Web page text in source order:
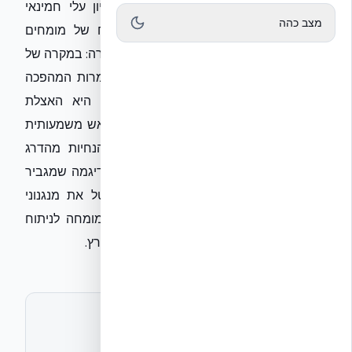
האיראנית: פרטי צוואתו של המנהיג העליון עלי חמינאי
למשמרות המהפכה (IRGC). על פי ניתוח של מומחים
בכווית, חמינאי הותיר הנחיה אופרטיבית ברורה: במקרה של
מצור על איראן או ניתוק קווי קשר, על משמרות המהפכה
לעבור למוד של 'ירי עצמאי'. המשמעות היא האצלת
סמכויות מלאה למפקדים בשטח לפתוח באש משמעותית
ולבצע פעולות התקפיות מבלי להמתין להנחיות מהדרג
המדיני או הצבאי העליון. מדובר בשינוי פרדיגמה שמגביר
את סכנת ההסלמה באזור, שכן הוא מבטל את מנגנוני
הריסון המרכזיים בטהראן. אשמח להציע מומחה לניתוח
המשמעויות האסטרטגיות עבור ישראל והמפרץ.
מצב כהה